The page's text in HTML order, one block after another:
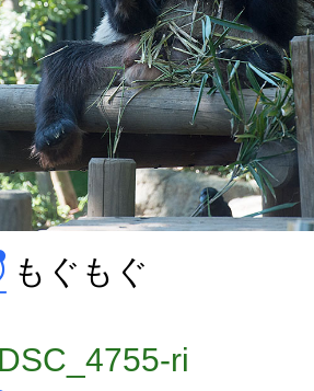
もぐもぐ